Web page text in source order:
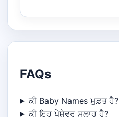
FAQs
ਕੀ Baby Names ਮੁਫ਼ਤ ਹੈ?
ਕੀ ਇਹ ਪੇਸ਼ੇਵਰ ਸਲਾਹ ਹੈ?